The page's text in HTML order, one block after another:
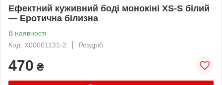
Ефектний куживний боді монокіні XS-S білий
— Еротична білизна
В наявності
Код: X00001131-2
Роздріб
470 ₴